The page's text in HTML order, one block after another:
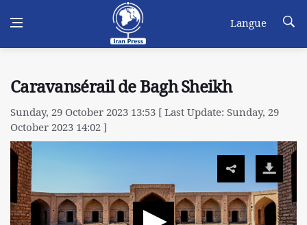
Langue
Caravansérail de Bagh Sheikh
Sunday, 29 October 2023 13:53 [ Last Update: Sunday, 29
October 2023 14:02 ]